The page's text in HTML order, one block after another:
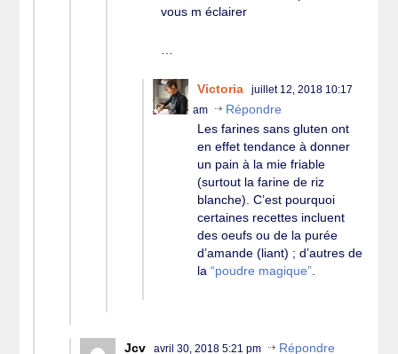
vous m éclairer
Victoria
juillet 12, 2018 10:17
am
Répondre
Les farines sans gluten ont
en effet tendance à donner
un pain à la mie friable
(surtout la farine de riz
blanche). C’est pourquoi
certaines recettes incluent
des oeufs ou de la purée
d’amande (liant) ; d’autres de
la “poudre magique”.
Jcv avril 30, 2018 5:21 pm Répondre